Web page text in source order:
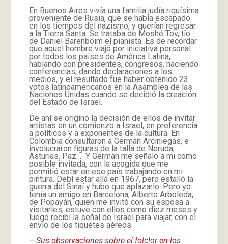
En Buenos Aires vivía una familia judía riquísima
proveniente de Rusia, que se había escapado
en los tiempos del nazismo, y querían regresar
a la Tierra Santa. Se trataba de Moshé Tov, tío
de Daniel Barenboim el pianista. Es de recordar
que aquel hombre viajó por iniciativa personal
por todos los países de América Latina,
hablando con presidentes, congresos, haciendo
conferencias, dando declaraciones a los
medios, y el resultado fue haber obtenido 23
votos latinoamericanos en la Asamblea de las
Naciones Unidas cuando se decidió la creación
del Estado de Israel.
De ahí se originó la decisión de ellos de invitar
artistas en un comienzo a Israel, en preferencia
a políticos y a exponentes de la cultura. En
Colombia consultaron a Germán Arciniegas, e
involucraron figuras de la talla de Neruda,
Asturias, Paz… Y Germán me señaló a mi como
posible invitada, con la acogida que me
permitió estar en ese país trabajando en mi
pintura. Debí estar allá en 1967, pero estalló la
guerra del Sinaí y hubo que aplazarlo. Pero yo
tenía un amigo en Barcelona, Alberto Arboleda,
de Popayán, quien me invitó con su esposa a
visitarles; estuve con ellos como diez meses y
luego recibí la señal de Israel para viajar, con el
envío de los tiquetes aéreos.
– Sus observaciones sobre el folclor en los